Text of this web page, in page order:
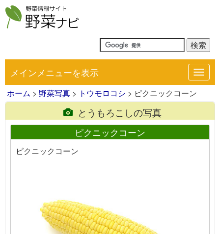
メインメニューを表示
ホーム > 野菜写真 > トウモロコシ > ピクニックコーン
とうもろこしの写真
ピクニックコーン
ピクニックコーン